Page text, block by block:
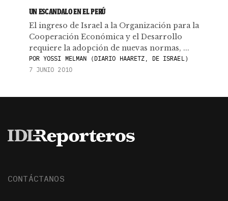
UN ESCANDALO EN EL PERÚ
El ingreso de Israel a la Organización para la
Cooperación Económica y el Desarrollo
requiere la adopción de nuevas normas, ...
PORYOSSI MELMAN (DIARIO HAARETZ, DE ISRAEL)
7 JUNIO 2010
CONTÁCTANOS